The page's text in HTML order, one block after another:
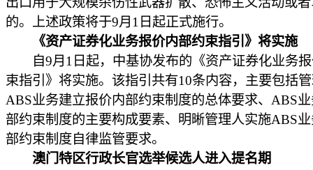
的。上述政策将于9月1日起正式施行。
《资产证券化业务报价内部约束指引》将实施
自9月1日起，中基协发布的《资产证券化业务报
束指引》将实施。该指引共有10条内容，主要包括
ABS业务建立报价内部约束制度的总体要求、ABS
部约束制度的主要构成要素、明晰管理人实施ABS
部约束制度自律监管要求。
澳门特区行政长官选举候选人进入提名期